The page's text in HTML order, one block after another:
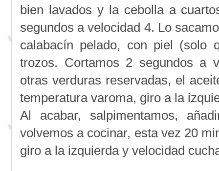
bien lavados y la cebolla a
segundos a velocidad 4. Lo
calabacín pelado, con piel (solo
trozos. Cortamos 2 segundos a
otras verduras reservadas, el
temperatura varoma, giro a la
Al acabar, salpimentamos,
volvemos a cocinar, esta vez 20
giro a la izquierda y velocidad